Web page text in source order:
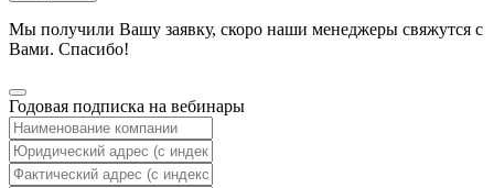
Мы получили Вашу заявку, скоро наши менеджеры свяжутся с
Вами. Спасибо!
Годовая подписка на вебинары